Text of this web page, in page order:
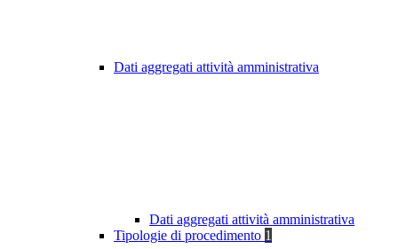
Dati aggregati attività amministrativa
Dati aggregati attività amministrativa
Tipologie di procedimento 1